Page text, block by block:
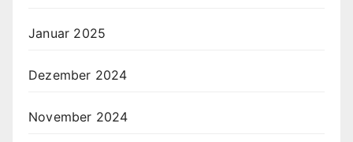
Januar 2025
Dezember 2024
November 2024